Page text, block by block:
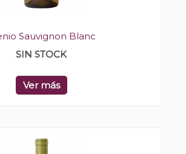
Sauvignon Blanc
SIN STOCK
Ver más